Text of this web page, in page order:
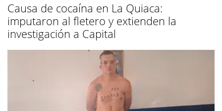
Causa de cocaína en La Quiaca:
imputaron al fletero y extienden la
investigación a Capital